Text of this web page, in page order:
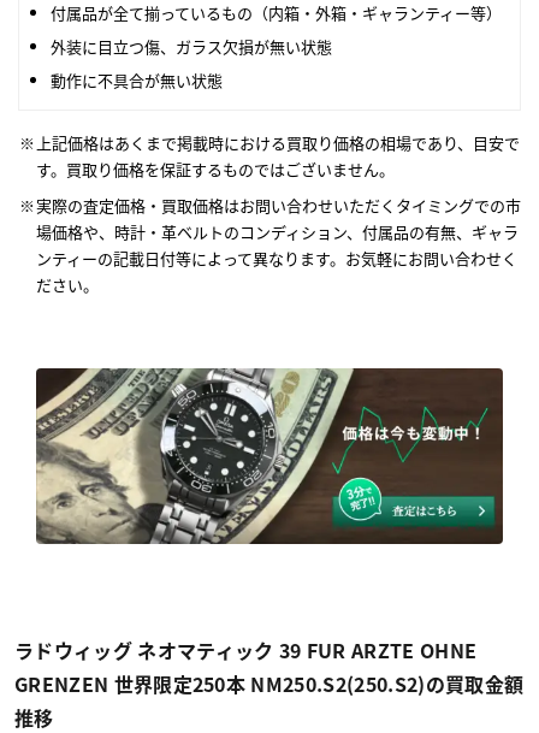
付属品が全て揃っているもの（内箱・外箱・ギャランティー等）
外装に目立つ傷、ガラス欠損が無い状態
動作に不具合が無い状態
上記価格はあくまで掲載時における買取り価格の相場であり、目安で
す。買取り価格を保証するものではございません。
実際の査定価格・買取価格はお問い合わせいただくタイミングでの市
場価格や、時計・革ベルトのコンディション、付属品の有無、ギャラ
ンティーの記載日付等によって異なります。お気軽にお問い合わせく
ださい。
ラドウィッグ ネオマティック 39 FUR ARZTE OHNE
GRENZEN 世界限定250本 NM250.S2(250.S2)の買取金額
推移